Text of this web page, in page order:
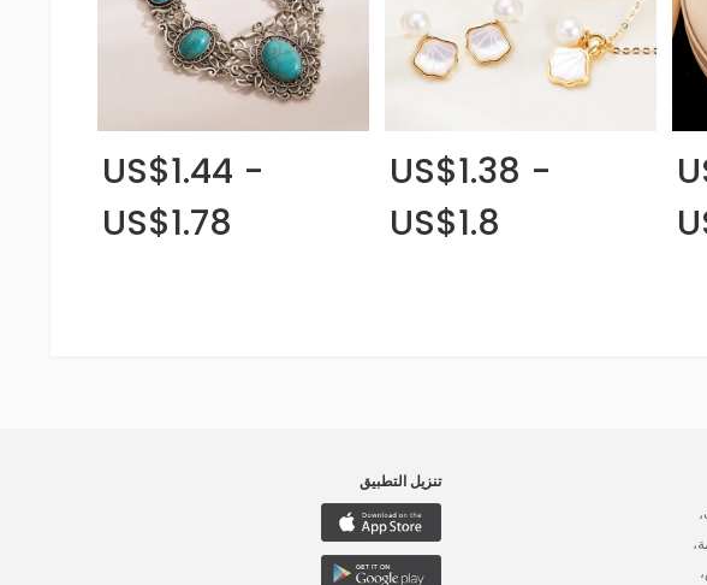
US$1.38 -
US$1.8
US$1.44 -
US$1.78
تنزيل التطبيق